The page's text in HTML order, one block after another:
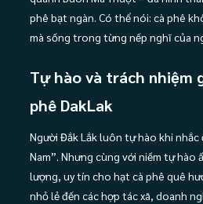
phê bạt ngàn. Có thể nói: cà phê
mà sống trong từng nếp nghĩ của
Tự hào và trách nhiệm
phê DakLak
Người Đắk Lắk luôn tự hào khi
Nam”. Nhưng cùng với niềm tự hào
lượng, uy tín cho hạt cà phê quê
nhỏ lẻ đến các hợp tác xã, doanh